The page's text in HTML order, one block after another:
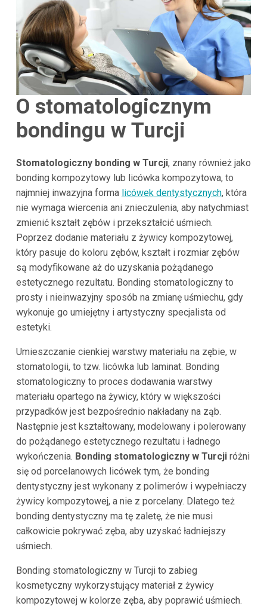
O stomatologicznym
bondingu w Turcji
Stomatologiczny bonding w Turcji, znany również jako
bonding kompozytowy lub licówka kompozytowa, to
najmniej inwazyjna forma licówek dentystycznych, która
nie wymaga wiercenia ani znieczulenia, aby natychmiast
zmienić kształt zębów i przekształcić uśmiech.
Poprzez dodanie materiału z żywicy kompozytowej,
który pasuje do koloru zębów, kształt i rozmiar zębów
są modyfikowane aż do uzyskania pożądanego
estetycznego rezultatu. Bonding stomatologiczny to
prosty i nieinwazyjny sposób na zmianę uśmiechu, gdy
wykonuje go umiejętny i artystyczny specjalista od
estetyki.
Umieszczanie cienkiej warstwy materiału na zębie, w
stomatologii, to tzw. licówka lub laminat. Bonding
stomatologiczny to proces dodawania warstwy
materiału opartego na żywicy, który w większości
przypadków jest bezpośrednio nakładany na ząb.
Następnie jest kształtowany, modelowany i polerowany
do pożądanego estetycznego rezultatu i ładnego
wykończenia. Bonding stomatologiczny w Turcjiróżni
się od porcelanowych licówek tym, że bonding
dentystyczny jest wykonany z polimerów i wypełniaczy
żywicy kompozytowej, a nie z porcelany. Dlatego też
bonding dentystyczny ma tę zaletę, że nie musi
całkowicie pokrywać zęba, aby uzyskać ładniejszy
uśmiech.
Bonding stomatologiczny w Turcji to zabieg
kosmetyczny wykorzystujący materiał z żywicy
kompozytowej w kolorze zęba, aby poprawić uśmiech.